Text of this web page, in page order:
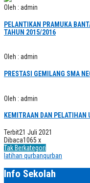
Oleh : admin
PELANTIKAN PRAMUKA
TAHUN 2015/2016
Oleh : admin
PRESTASI GEMILANG SMA
Oleh : admin
KEMITRAAN DAN PELATIHAN
Terbit21 Juli 2021
Dibaca1065 x
Tak Berkategori
latihan qurbanqurban
Info Sekolah